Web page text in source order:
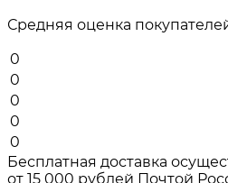
Средняя оценка
0
0
0
0
0
Бесплатная доставка
от 15 000 рублей Почтой